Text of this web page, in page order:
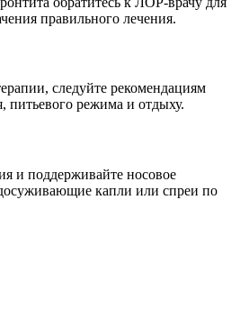
правильного лечения.
следуйте рекомендациям
питьевого режима и отдыху.
и поддерживайте носовое
капли или спреи по